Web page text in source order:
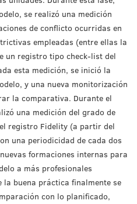
se realizó una medición
de conflicto ocurridas en
empleadas (entre ellas la
un registro tipo check-list del
esta medición, se inició la
y una nueva monitorización
la comparativa. Durante el
una medición del grado de
registro Fidelity (a partir del
una periodicidad de cada dos
formaciones internas para
a más profesionales
buena práctica finalmente se
con lo planificado,